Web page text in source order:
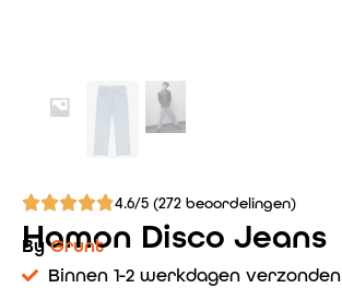
4.6/5 (272 beoordelingen)
Hamon Disco Jeans
ByGrunt
Binnen 1-2 werkdagen verzonden